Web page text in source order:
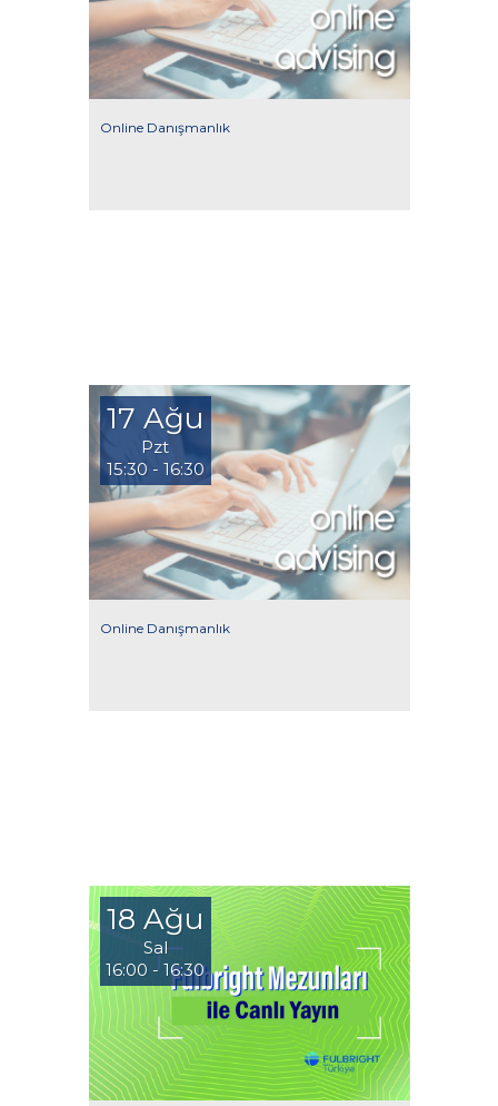
Online Danışmanlık
17 Ağu
Pzt
15:30 - 16:30
Online Danışmanlık
18 Ağu
Sal
16:00 - 16:30